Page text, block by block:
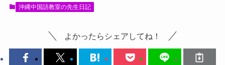
沖縄中国語教室の先生日記
よかったらシェアしてね！